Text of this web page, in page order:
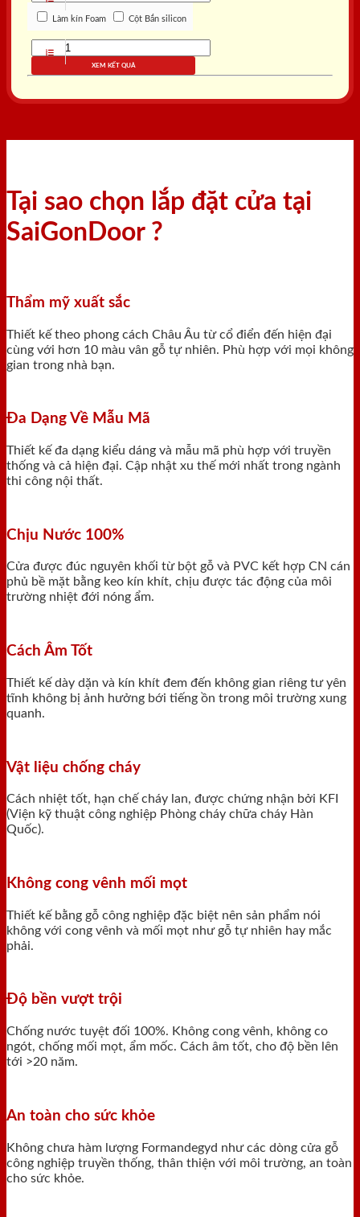
Làm kín Foam Cột Bắn silicon
XEM KẾT QUẢ
Tại sao chọn lắp đặt cửa tại
SaiGonDoor ?
Thẩm mỹ xuất sắc
Thiết kế theo phong cách Châu Âu từ cổ điển đến hiện đại
cùng với hơn 10 màu vân gỗ tự nhiên. Phù hợp với mọi không
gian trong nhà bạn.
Đa Dạng Về Mẫu Mã
Thiết kế đa dạng kiểu dáng và mẫu mã phù hợp với truyền
thống và cả hiện đại. Cập nhật xu thế mới nhất trong ngành
thi công nội thất.
Chịu Nước 100%
Cửa được đúc nguyên khối từ bột gỗ và PVC kết hợp CN cán
phủ bề mặt bằng keo kín khít, chịu được tác động của môi
trường nhiệt đới nóng ẩm.
Cách Âm Tốt
Thiết kế dày dặn và kín khít đem đến không gian riêng tư yên
tĩnh không bị ảnh hưởng bới tiếng ồn trong môi trường xung
quanh.
Vật liệu chống cháy
Cách nhiệt tốt, hạn chế cháy lan, được chứng nhận bởi KFI
(Viện kỹ thuật công nghiệp Phòng cháy chữa cháy Hàn
Quốc).
Không cong vênh mối mọt
Thiết kế bằng gỗ công nghiệp đặc biệt nên sản phẩm nói
không với cong vênh và mối mọt như gỗ tự nhiên hay mắc
phải.
Độ bền vượt trội
Chống nước tuyệt đối 100%. Không cong vênh, không co
ngót, chống mối mọt, ẩm mốc. Cách âm tốt, cho độ bền lên
tới >20 năm.
An toàn cho sức khỏe
Không chưa hàm lượng Formandegyd như các dòng cửa gỗ
công nghiệp truyền thống, thân thiện với môi trường, an toàn
cho sức khỏe.